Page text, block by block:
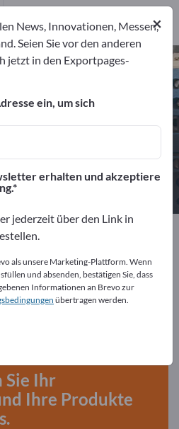
– Hersteller und
Hersteller7
Distributoren2
auf
–
Sie Ihr
Ihre Produkte
×
News, Innovationen, Messen,
Seien Sie vor den anderen
jetzt in den Exportpages-
ein, um sich
erhalten und akzeptiere
jederzeit über den Link in
als unsere Marketing-Plattform. Wenn
und absenden, bestätigen Sie, dass
Informationen an Brevo zur
übertragen werden.